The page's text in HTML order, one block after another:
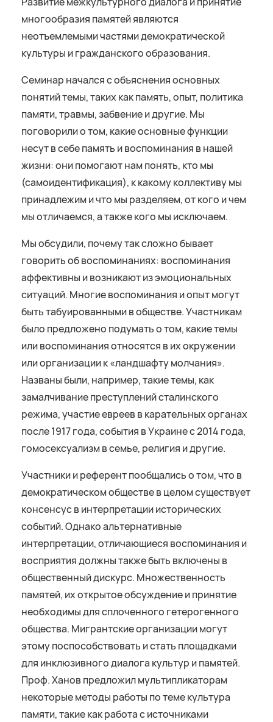
многообразия памятей являются
неотъемлемыми частями демократической
культуры и гражданского образования.
Семинар начался с объяснения основных
понятий темы, таких как память, опыт, политика
памяти, травмы, забвение и другие. Мы
поговорили о том, какие основные функции
несут в себе память и воспоминания в нашей
жизни: они помогают нам понять, кто мы
(самоидентификация), к какому коллективу мы
принадлежим и что мы разделяем, от кого и чем
мы отличаемся, а также кого мы исключаем.
Мы обсудили, почему так сложно бывает
говорить об воспоминаниях: воспоминания
аффективны и возникают из эмоциональных
ситуаций. Многие воспоминания и опыт могут
быть табуированными в обществе. Участникам
было предложено подумать о том, какие темы
или воспоминания относятся в их окружении
или организации к «ландшафту молчания».
Названы были, например, такие темы, как
замалчивание преступлений сталинского
режима, участие евреев в карательных органах
после 1917 года, события в Украине с 2014 года,
гомосексуализм в семье, религия и другие.
Участники и референт пообщались о том, что в
демократическом обществе в целом существует
консенсус в интерпретации исторических
событий. Однако альтернативные
интерпретации, отличающиеся воспоминания и
восприятия должны также быть включены в
общественный дискурс. Множественность
памятей, их открытое обсуждение и принятие
необходимы для сплоченного гетерогенного
общества. Мигрантские организации могут
этому поспособствовать и стать площадками
для инклюзивного диалога культур и памятей.
Проф. Ханов предложил мультипликаторам
некоторые методы работы по теме культура
памяти, такие как работа с источниками